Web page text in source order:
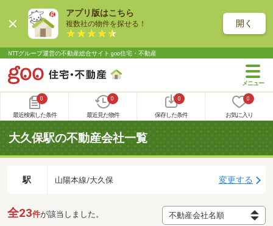
アプリ版はこちら
複数社の物件を探せる！ 開く
NTTグループ運営の不動産総合サイト goo住宅・不動産
0
最近検索した条件
0
最近見た物件
0
保存した条件
0
お気に入り
大久保駅の不動産会社一覧
駅 山陽本線/大久保 変更する
全23件が該当しました。